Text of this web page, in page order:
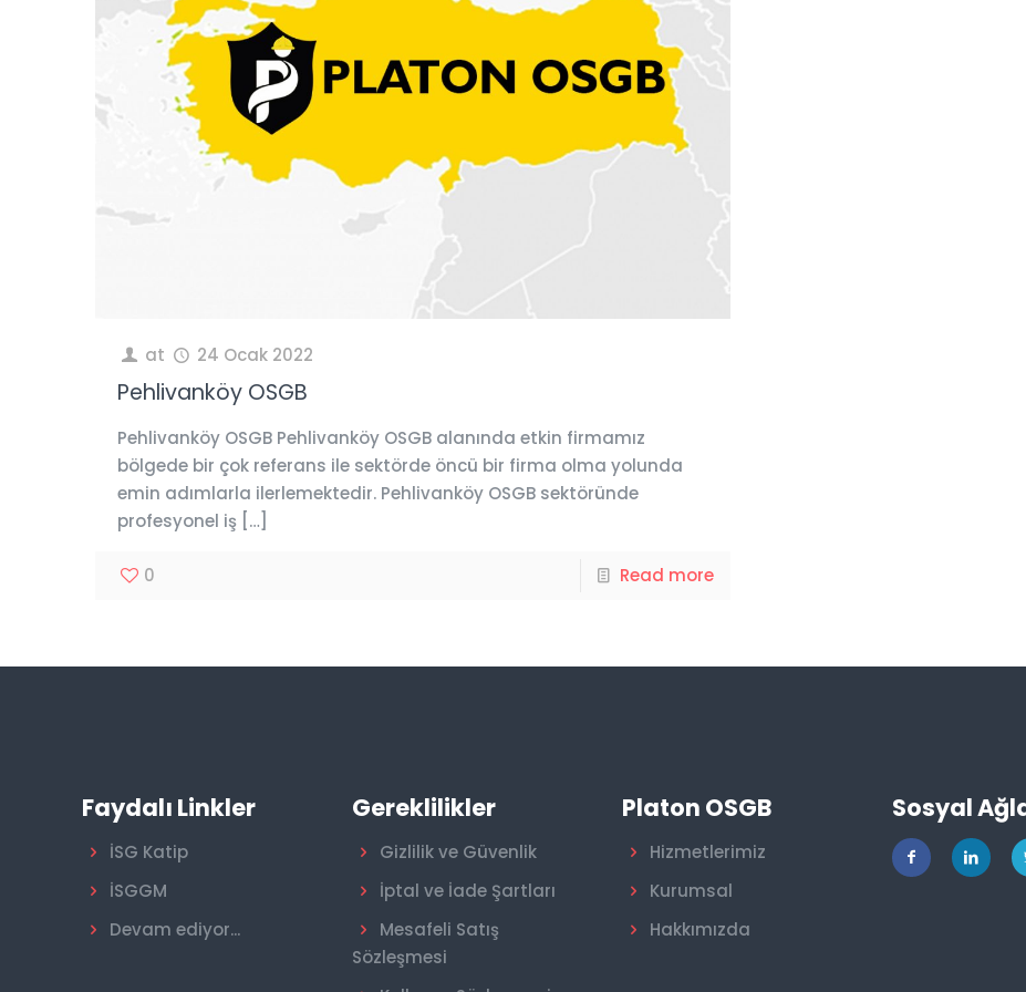
at 24 Ocak 2022
Pehlivanköy OSGB
Pehlivanköy OSGB Pehlivanköy OSGB alanında etkin firmamız
bölgede bir çok referans ile sektörde öncü bir firma olma yolunda
emin adımlarla ilerlemektedir. Pehlivanköy OSGB sektöründe
profesyonel iş […]
0 Read more
Faydalı Linkler
İSG Katip
İSGGM
Devam ediyor...
Gereklilikler
Gizlilik ve Güvenlik
İptal ve İade Şartları
Mesafeli Satış
Sözleşmesi
Platon OSGB
Hizmetlerimiz
Kurumsal
Hakkımızda
Sosyal